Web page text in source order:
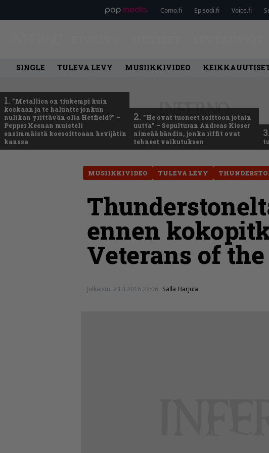
Como.fi Episodi.fi Voice.fi
SINGLE TULEVA LEVY MUSIIKKIVIDEO
1. ”Metallica on tiukempi kuin
koskaan ja te haluatte jonkun
nulikan yrittävän olla Hetfield?” –
Pepper Keenan muisteli
ensimmäistä koesoittoaan hevijätin
kanssa
2. ”He ovat tuoneet soittoon jotain
uutta” – Sepulturan Andreas Kisser
nimeää bändin, jonka riffit ovat
tehneet vaikutuksen
3.
MUSIIKKIVIDEO TULEVA LEVY
ennen
Veterans of
Julkaistu: 23.3.2016 22:06 Salla Harjula